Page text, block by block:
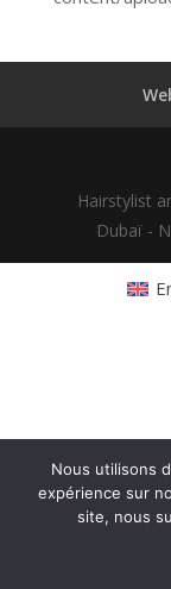
Hairstylist
Dubaï -
Nous utilisons
expérience sur
site, nous